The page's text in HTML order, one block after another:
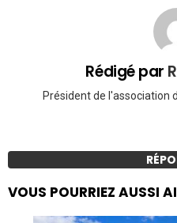
Rédigé par
Président de l'association
VOUS POURRIEZ AUSSI